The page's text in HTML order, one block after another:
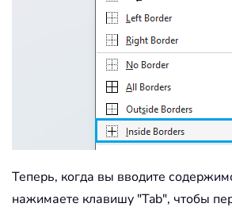
Теперь, когда вы вводите
нажимаете клавишу "Tab", чтобы